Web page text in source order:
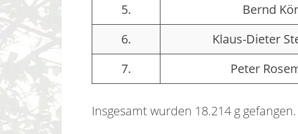
5.
Bernd
6.
Klaus-Dieter
7.
Peter
Insgesamt wurden 18.214 g gefangen.